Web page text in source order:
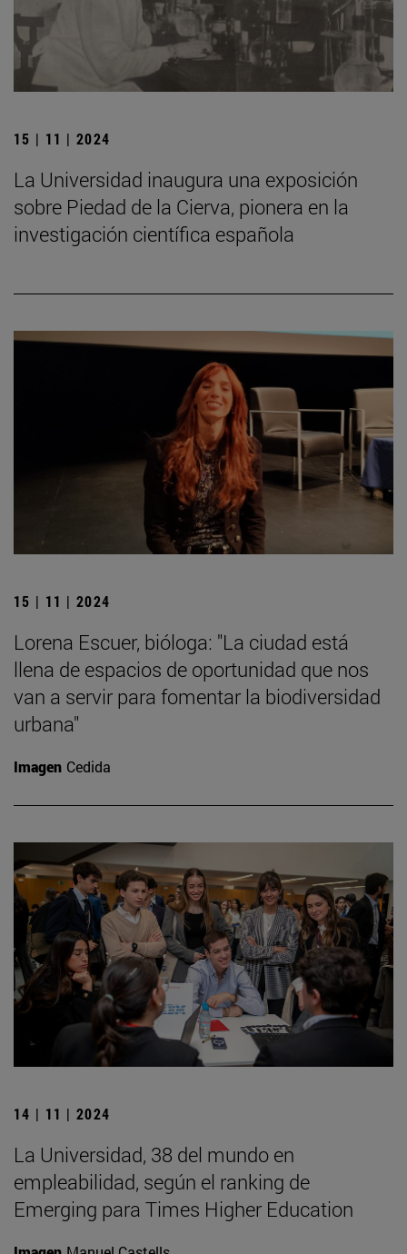
15 | 11 | 2024
La Universidad inaugura una exposición
sobre Piedad de la Cierva, pionera en la
investigación científica española
15 | 11 | 2024
Lorena Escuer, bióloga: "La ciudad está
llena de espacios de oportunidad que nos
van a servir para fomentar la biodiversidad
urbana"
Imagen Cedida
14 | 11 | 2024
La Universidad, 38 del mundo en
empleabilidad, según el ranking de
Emerging para Times Higher Education